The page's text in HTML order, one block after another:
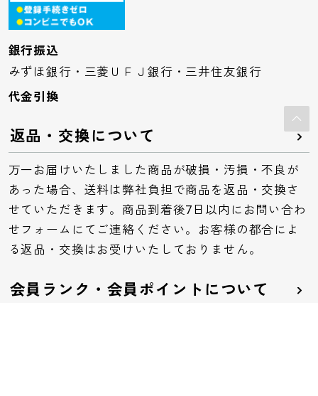
銀行振込
みずほ銀行・三菱ＵＦＪ銀行・三井住友銀行
代金引換
返品・交換について
万一お届けいたしました商品が破損・汚損・不良が
あった場合、送料は弊社負担で商品を返品・交換さ
せていただきます。商品到着後7日以内にお問い合わ
せフォームにてご連絡ください。お客様の都合によ
る返品・交換はお受けいたしておりません。
会員ランク・会員ポイントについて